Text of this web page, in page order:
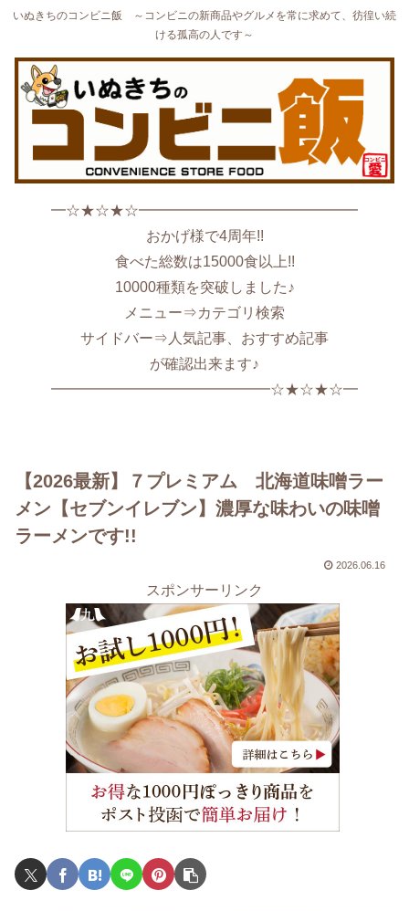
いぬきちのコンビニ飯 ～コンビニの新商品やグルメを常に求めて、彷徨い続
ける孤高の人です～
━☆★☆★☆━━━━━━━━━━━━━━━
おかげ様で4周年!!
食べた総数は15000食以上!!
10000種類を突破しました♪
メニュー⇒カテゴリ検索
サイドバー⇒人気記事、おすすめ記事
が確認出来ます♪
━━━━━━━━━━━━━━━☆★☆★☆━
【2026最新】７プレミアム 北海道味噌ラー
メン【セブンイレブン】濃厚な味わいの味噌
ラーメンです!!
2026.06.16
スポンサーリンク